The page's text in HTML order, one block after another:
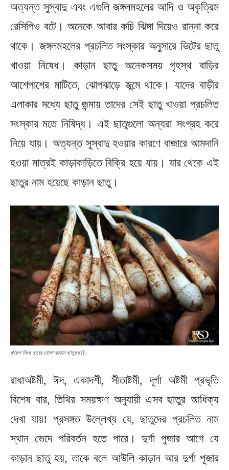
অত্যন্ত সুস্বাদু এবং এগুলি জঙ্গলমহলের আদি ও অকৃত্রিম
রেসিপিও বটে। অনেকে আবার কচি ঝিঙ্গা দিয়েও রান্না করে
থাকে। জঙ্গলমহলের প্রচলিত সংস্কার অনুসারে ভিটের ছাতু
খাওয়া নিষেধ। কাড়ান ছাতু অনেকসময় গৃহস্থ বাড়ির
আশেপাশের মাটিতে, ঝোপঝাড়ে জন্মে থাকে। যাদের বাড়ীর
এলাকার মধ্যে ছাতু জন্মায় তাদের সেই ছাতু খাওয়া প্রচলিত
সংস্কার মতে নিষিদ্ধ। এই ছাতুগুলো অন্যরা সংগ্রহ করে
নিয়ে যায়। অত্যন্ত সুস্বাদু হওয়ার কারণে বাজারে আমদানি
হওয়া মাত্রই কাড়াকাড়িতে বিক্রি হয়ে যায়। যার থেকে এই
ছাতুর নাম হয়েছে কাড়ান ছাতু।
রাকেশ‌ সিংহ দেবের তোলা কাড়ান ছাতুর ছবি :
রাধাঅষ্টমী, ঈদ, একাদশী, সীতাষ্টমী, দূর্গা অষ্টমী প্রভৃতি
বিশেষ বার, তিথির সময়ক্ষণ অনুযায়ী এসব ছাতুর আধিক্য
দেখা যায়! প্রসঙ্গত উল্লেখ্য যে, ছাতুদের প্রচলিত নাম
স্থান ভেদে পরিবর্তন হতে পারে। দুর্গা পুজার আগে যে
কাড়ান ছাতু হয়, তাকে বলে আউলি কাড়ান আর দুর্গা পূজার